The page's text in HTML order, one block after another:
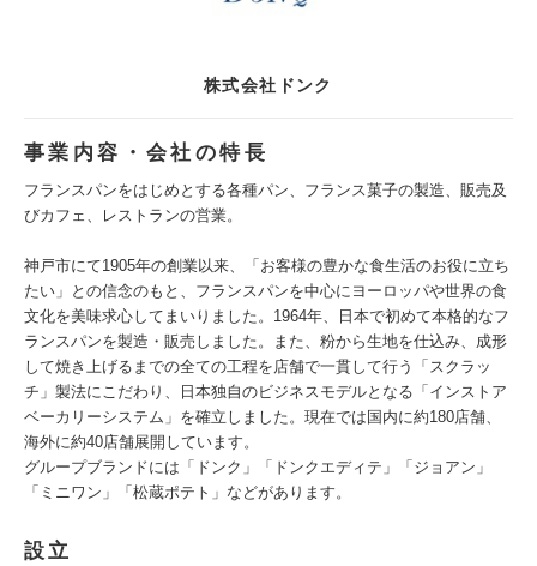
株式会社ドンク
事業内容・会社の特長
フランスパンをはじめとする各種パン、フランス菓子の製造、販売及
びカフェ、レストランの営業。
神戸市にて1905年の創業以来、「お客様の豊かな食生活のお役に立ち
たい」との信念のもと、フランスパンを中心にヨーロッパや世界の食
文化を美味求心してまいりました。1964年、日本で初めて本格的なフ
ランスパンを製造・販売しました。また、粉から生地を仕込み、成形
して焼き上げるまでの全ての工程を店舗で一貫して行う「スクラッ
チ」製法にこだわり、日本独自のビジネスモデルとなる「インストア
ベーカリーシステム」を確立しました。現在では国内に約180店舗、
海外に約40店舗展開しています。
グループブランドには「ドンク」「ドンクエディテ」「ジョアン」
「ミニワン」「松蔵ポテト」などがあります。
設立